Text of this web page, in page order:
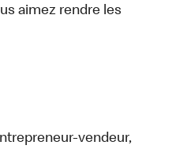
aimez rendre les
vendeur,